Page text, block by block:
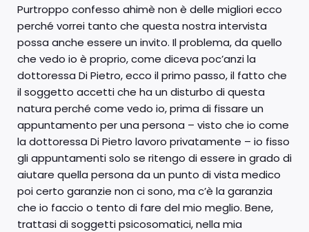
Purtroppo confesso ahimè non è delle migliori ecco
perché vorrei tanto che questa nostra intervista
possa anche essere un invito. Il problema, da quello
che vedo io è proprio, come diceva poc’anzi la
dottoressa Di Pietro, ecco il primo passo, il fatto che
il soggetto accetti che ha un disturbo di questa
natura perché come vedo io, prima di fissare un
appuntamento per una persona – visto che io come
la dottoressa Di Pietro lavoro privatamente – io fisso
gli appuntamenti solo se ritengo di essere in grado di
aiutare quella persona da un punto di vista medico
poi certo garanzie non ci sono, ma c’è la garanzia
che io faccio o tento di fare del mio meglio. Bene,
trattasi di soggetti psicosomatici, nella mia